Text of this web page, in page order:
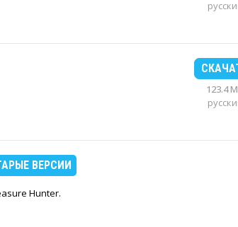
123.4
ВЕРСИИ
Hunter.